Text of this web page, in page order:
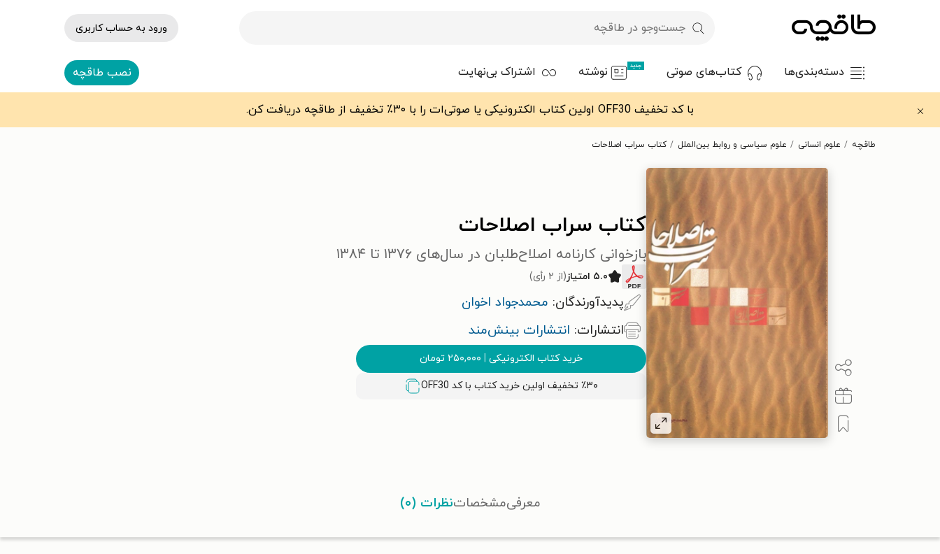
ورود به حساب کاربری
دسته‌بندی‌ها کتاب‌های صوتی جدید نوشته اشتراک بی‌نهایت نصب طاقچه
با کد تخفیف OFF30 اولین کتاب الکترونیکی یا صوتی‌ات را با ۳۰٪ تخفیف از طاقچه دریافت کن.
طاقچه علوم انسانی علوم سیاسی و روابط بین‌الملل کتاب سراب اصلاحات
کتاب سراب اصلاحات
بازخوانی کارنامه اصلاح‌طلبان در سال‌های ۱۳۷۶ تا ۱۳۸۴
۵.۰ امتیاز (از ۲ رأی)
پدیدآورندگان: محمدجواد اخوان
انتشارات: انتشارات بینش‌مند
خرید کتاب الکترونیکی | ۲۵۰,۰۰۰ تومان
٪۳۰ تخفیف اولین خرید کتاب با کد OFF30
معرفیمشخصاتنظرات (۰)